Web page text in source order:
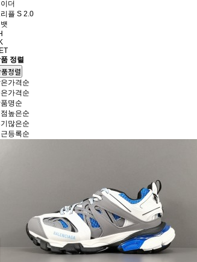
더
플 S 2.0
정렬
정렬
가격순
가격순
명순
높은순
많은순
등록순